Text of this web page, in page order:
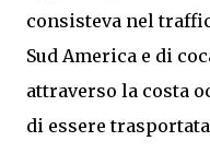
consisteva nel
Sud America e di
attraverso la costa
di essere